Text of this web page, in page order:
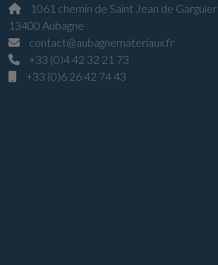
1061 chemin de Saint Jean de Garguier
13400 Aubagne
contact@aubagnemateriaux.fr
+33 (0)4 42 32 21 73
+33 (0)6 26 42 74 43